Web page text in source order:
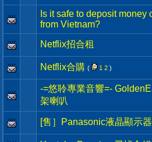
Is it safe to deposit
from Vietnam?
Netflix招合租
Netflix合購 ( 1 2 )
-=悠聆專業音響=-
架喇叭
[售］Panasonic液晶顯示